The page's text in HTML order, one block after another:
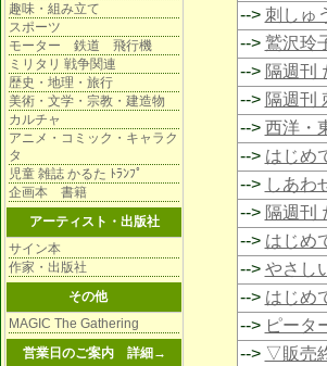
趣味・組み立て
スポーツ
モーター 鉄道 飛行機
ミリタリ 戦争関連
歴史・地理・旅行
美術・文学・宗教・建造物
カルチャ
アニメ・コミック・キャラク
タ
児童 雑誌 かるた ﾄﾗﾝﾌﾟ
企画本 書籍
アーティスト・出版社
サイン本
作家・出版社
その他
MAGIC The Gathering
営業日のご案内 詳細→
--> 刺しゅ
--> 鷲沢玲
--> 隔週刊
--> 隔週刊
--> 西洋・
--> はじめ
--> しあわ
--> 隔週刊
--> はじめ
--> やさし
--> はじめ
--> ピータ
--> ▽販売